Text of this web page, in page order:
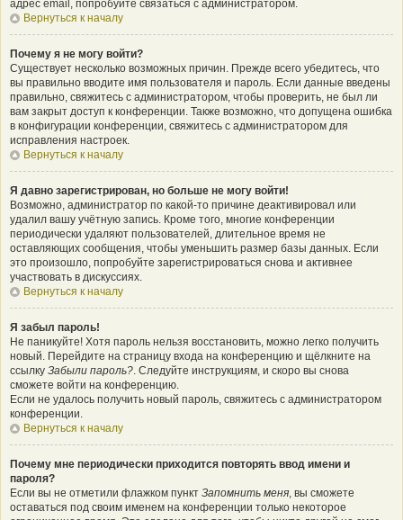
адрес email, попробуйте связаться с администратором.
Вернуться к началу
Почему я не могу войти?
Существует несколько возможных причин. Прежде всего убедитесь, что
вы правильно вводите имя пользователя и пароль. Если данные введены
правильно, свяжитесь с администратором, чтобы проверить, не был ли
вам закрыт доступ к конференции. Также возможно, что допущена ошибка
в конфигурации конференции, свяжитесь с администратором для
исправления настроек.
Вернуться к началу
Я давно зарегистрирован, но больше не могу войти!
Возможно, администратор по какой-то причине деактивировал или
удалил вашу учётную запись. Кроме того, многие конференции
периодически удаляют пользователей, длительное время не
оставляющих сообщения, чтобы уменьшить размер базы данных. Если
это произошло, попробуйте зарегистрироваться снова и активнее
участвовать в дискуссиях.
Вернуться к началу
Я забыл пароль!
Не паникуйте! Хотя пароль нельзя восстановить, можно легко получить
новый. Перейдите на страницу входа на конференцию и щёлкните на
ссылку Забыли пароль?. Следуйте инструкциям, и скоро вы снова
сможете войти на конференцию.
Если не удалось получить новый пароль, свяжитесь с администратором
конференции.
Вернуться к началу
Почему мне периодически приходится повторять ввод имени и
пароля?
Если вы не отметили флажком пункт Запомнить меня, вы сможете
оставаться под своим именем на конференции только некоторое